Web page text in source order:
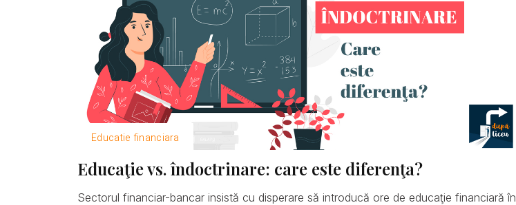
Educatie financiara
Educaţie vs. îndoctrinare: care este diferenţa?
Sectorul financiar-bancar insistă cu disperare să introducă ore de educaţie financiară în